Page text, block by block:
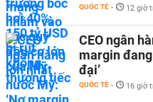
QUỐC TẾ - 12 giờ
CEO ngân
margin
đại’
QUỐC TẾ - 16 giờ